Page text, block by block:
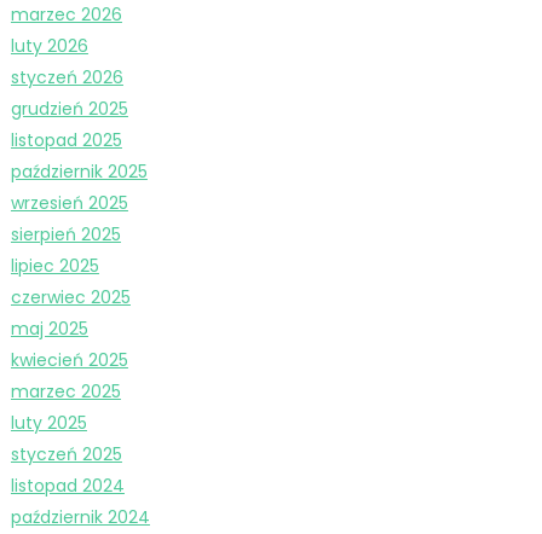
marzec 2026
luty 2026
styczeń 2026
grudzień 2025
listopad 2025
październik 2025
wrzesień 2025
sierpień 2025
lipiec 2025
czerwiec 2025
maj 2025
kwiecień 2025
marzec 2025
luty 2025
styczeń 2025
listopad 2024
październik 2024